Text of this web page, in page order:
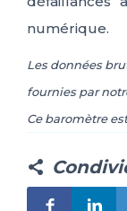
numérique.
Les données
fournies par
Ce baromètre